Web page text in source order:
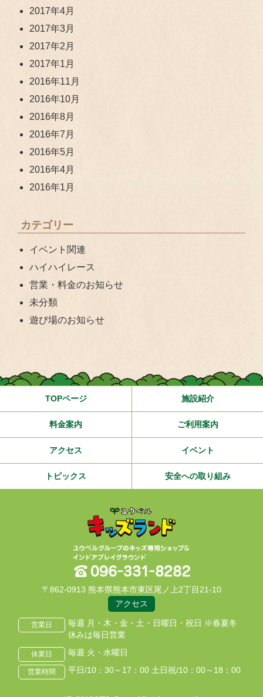
2017年4月
2017年3月
2017年2月
2017年1月
2016年11月
2016年10月
2016年8月
2016年7月
2016年5月
2016年4月
2016年1月
カテゴリー
イベント関連
ハイハイレース
営業・料金のお知らせ
未分類
遊び場のお知らせ
TOPページ 施設紹介
料金案内 ご利用案内
アクセス イベント
トピックス 安全への取り組み
〒862-0913 熊本県熊本市東区尾ノ上2丁目21-10
アクセス
営業日
毎週 月・木・金・土・日曜日・祝日 ※春夏冬
休みは毎日営業
休業日 毎週 火・水曜日
営業時間 平日/10：30～17：00 土日祝/10：00～18：00